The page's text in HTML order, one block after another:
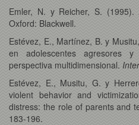
Emler, N. y Reicher, S. (1995).
Oxford: Blackwell.
Estévez, E., Martínez, B. y
en adolescentes agresores
perspectiva multidimensional.
Estévez, E., Musitu, G. y
violent behavior and
distress: the role of parents and
183-196.